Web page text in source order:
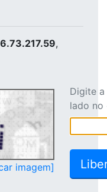
,
imagem]
Digite
lado no